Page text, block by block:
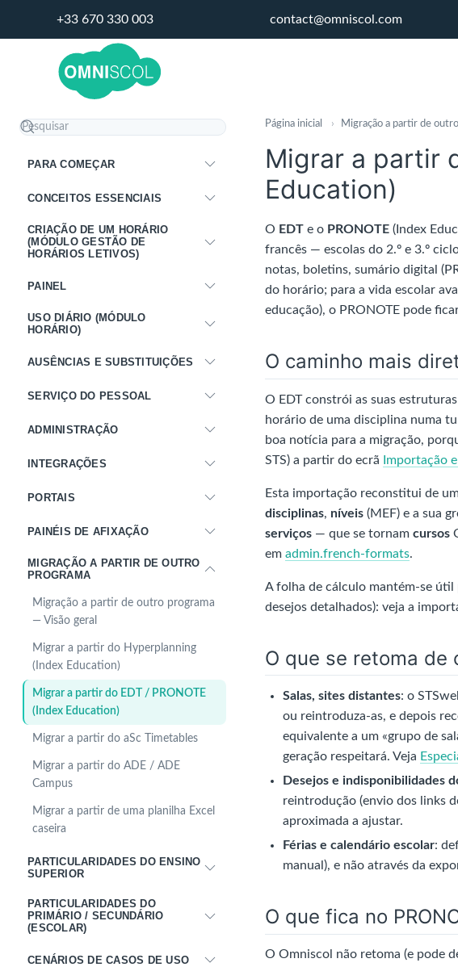
+33 670 330 003 contact@omniscol.com
PARA COMEÇAR
CONCEITOS ESSENCIAIS
CRIAÇÃO DE UM HORÁRIO
(MÓDULO GESTÃO DE
HORÁRIOS LETIVOS)
PAINEL
USO DIÁRIO (MÓDULO
HORÁRIO)
AUSÊNCIAS E SUBSTITUIÇÕES
SERVIÇO DO PESSOAL
ADMINISTRAÇÃO
INTEGRAÇÕES
PORTAIS
PAINÉIS DE AFIXAÇÃO
MIGRAÇÃO A PARTIR DE OUTRO
PROGRAMA
Migração a partir de outro programa
— Visão geral
Migrar a partir do Hyperplanning
(Index Education)
Migrar a partir do EDT / PRONOTE
(Index Education)
Migrar a partir do aSc Timetables
Migrar a partir do ADE / ADE
Campus
Migrar a partir de uma planilha Excel
caseira
PARTICULARIDADES DO ENSINO
SUPERIOR
PARTICULARIDADES DO
PRIMÁRIO / SECUNDÁRIO
(ESCOLAR)
CENÁRIOS DE CASOS DE USO
Página inicial › Migração a partir de
Migrar a partir
Education)
O EDT e o PRONOTE (Index
francês — escolas do 2.º e 3.º
notas, boletins, sumário digital
do horário; para a vida escolar
educação), o PRONOTE pode
O caminho mais
O EDT constrói as suas
horário de uma disciplina numa
boa notícia para a migração,
STS) a partir do ecrã Importação
Esta importação reconstitui de
disciplinas, níveis (MEF) e a sua
serviços — que se tornam cursos
em admin.french-formats.
A folha de cálculo mantém-se útil
desejos detalhados): veja a
O que se retoma de
Salas, sites distantes: o
ou reintroduza-as, e depois
equivalente a um «grupo de
geração respeitará. Veja
Desejos e indisponibilidades
reintrodução (envio dos links
aproximada a ajustar.
Férias e calendário escolar:
manual), e não através da
O que fica no
O Omniscol não retoma (e pode